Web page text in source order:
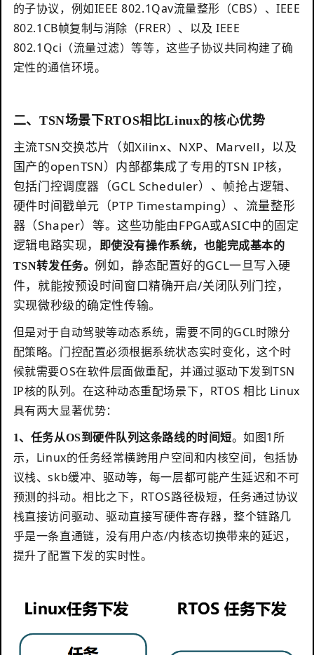
的子协议，例如IEEE 802.1Qav流量整形（CBS）、IEEE
802.1CB帧复制与消除（FRER）、以及 IEEE
802.1Qci（流量过滤）等等，这些子协议共同构建了确
定性的通信环境。
二、TSN场景下RTOS相比Linux的核心优势
主流TSN交换芯片（如Xilinx、NXP、Marvell，以及
国产的openTSN）内部都集成了专用的TSN IP核，
包括门控调度器（GCL Scheduler）、帧抢占逻辑、
硬件时间戳单元（PTP Timestamping）、流量整形
器（Shaper）等。这些功能由FPGA或ASIC中的固定
逻辑电路实现，
即使没有操作系统，也能完成基本的
TSN转发任务。例如，静态配置好的GCL一旦写入硬
件，就能按预设时间窗口精确开启/关闭队列门控，
实现微秒级的确定性传输。
但是对于自动驾驶等动态系统，需要不同的GCL时隙分
配策略。门控配置必须根据系统状态实时变化，这个时
候就需要OS在软件层面做重配，并通过驱动下发到TSN
IP核的队列。在这种动态重配场景下，RTOS 相比 Linux
具有两大显著优势：
1、任务从OS到硬件队列这条路线的时间短。如图1所
示， Linux的任务经常横跨用户空间和内核空间，包括协
议栈、skb缓冲、驱动等，每一层都可能产生延迟和不可
预测的抖动。相比之下，RTOS路径极短，任务通过协议
栈直接访问驱动、驱动直接写硬件寄存器，整个链路几
乎是一条直通链，没有用户态/内核态切换带来的延迟，
提升了配置下发的实时性。